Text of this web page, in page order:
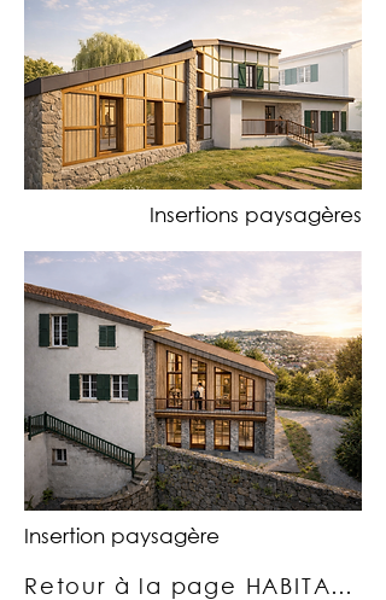
Insertions paysagères
Insertion paysagère
Retour à la page HABITAT INDIVIDUEL